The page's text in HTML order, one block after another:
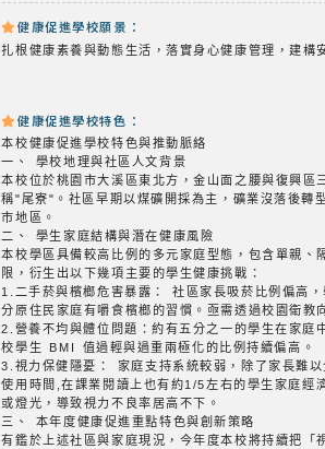
健康促進學校願景：
扎根健康素養與動態生活，落實身心健康管理，建
健康促進學校特色：
本校健康促進學校特色與推動脈絡
一、 學校地理與社區人文背景
本校位於桃園市大溪區東北方，金山面之腰與復興
稱"尾寮"。社區早期以煤礦開採為主，礦業沒落後轉
市地區。
二、 學生家庭結構與潛在健康風險
本校學區具備較高比例的多元家庭型態，包含單親
限，衍生出以下幾項主要的學生健康挑戰：
1.二手菸與檳榔危害暴露： 社區家長吸菸比例偏高
分原住民家庭有嚼食檳榔的習慣。亟需透過校園衛教
2.營養不均與體位問題：約有五分之一的學生在家庭
校學生 BMI 值過輕與過重兩極化的比例持續偏高。
3.視力保健隱憂： 家庭支持系統較弱，除了家長難
使用時間,在課業閱讀上也有約1/5左右的學生家庭經
或燈光，導致視力不良率居高不下。
三、 本年度健康促進重點特色與創新策略
有鑑於上述社區與家庭現況，今年度本校將持續把